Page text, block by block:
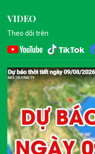
VIDEO
Theo dõi trên